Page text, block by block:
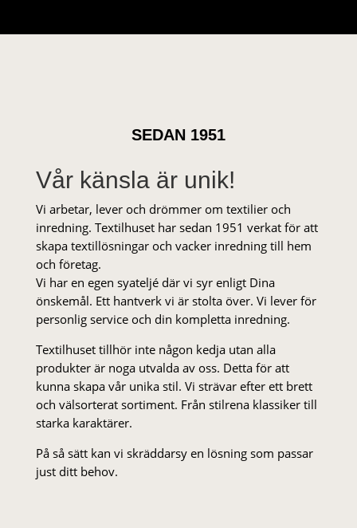
SEDAN 1951
Vår känsla är unik!
Vi arbetar, lever och drömmer om textilier och
inredning. Textilhuset har sedan 1951 verkat för att
skapa textillösningar och vacker inredning till hem
och företag.
Vi har en egen syateljé där vi syr enligt Dina
önskemål. Ett hantverk vi är stolta över. Vi lever för
personlig service och din kompletta inredning.
Textilhuset tillhör inte någon kedja utan alla
produkter är noga utvalda av oss. Detta för att
kunna skapa vår unika stil. Vi strä­var efter ett brett
och välsorterat sor­ti­ment. Från stil­rena klas­siker till
starka karaktärer.
På så sätt kan vi skräddarsy en lösning som passar
just ditt behov.